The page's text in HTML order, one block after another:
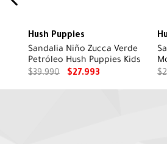
Hush Puppies
Sandalia Niño Zucca Verde
Petróleo Hush Puppies Kids
$39.990 $27.993
$